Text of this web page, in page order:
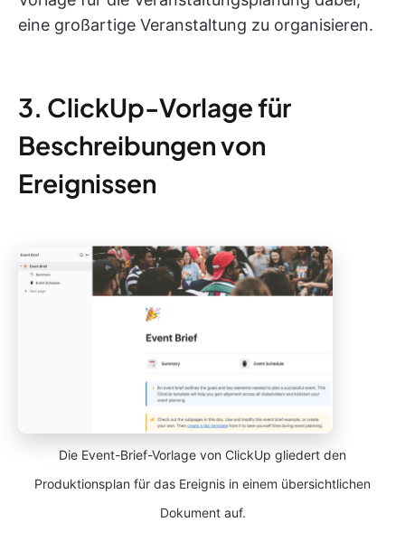
eine großartige Veranstaltung zu organisieren.
3. ClickUp-Vorlage für
Beschreibungen von
Ereignissen
Die Event-Brief-Vorlage von ClickUp gliedert den
Produktionsplan für das Ereignis in einem übersichtlichen
Dokument auf.